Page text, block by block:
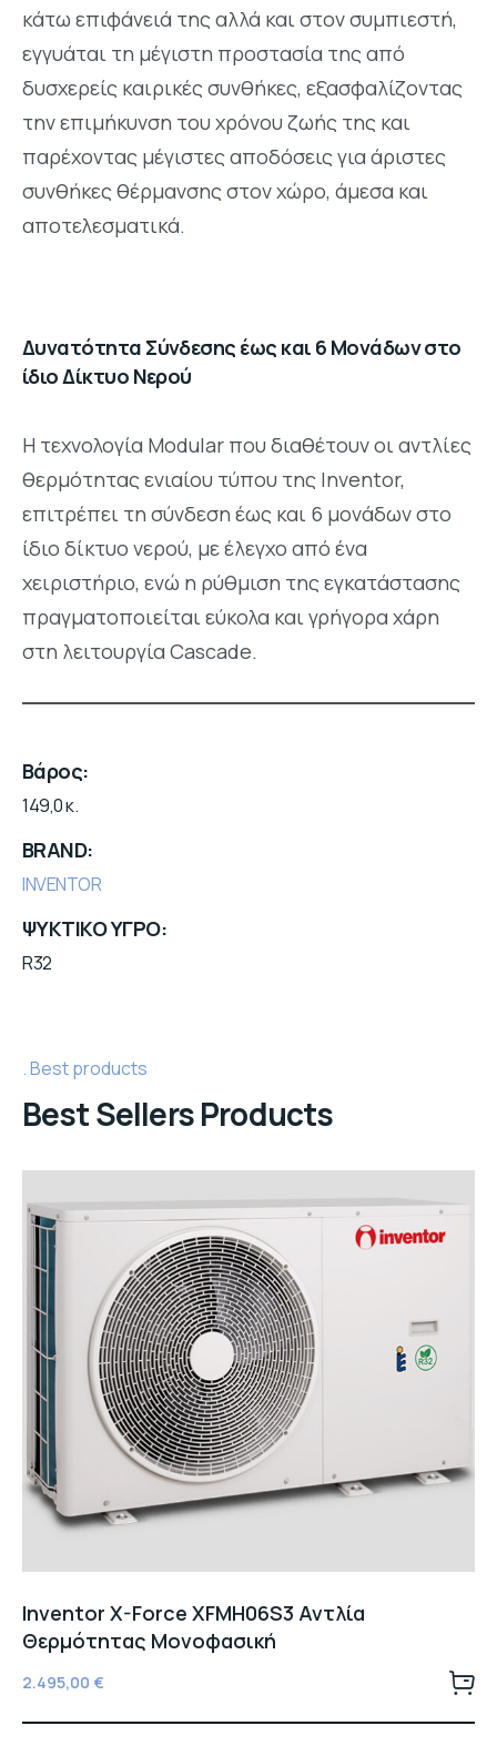
κάτω επιφάνειά της αλλά και στον συμπιεστή,
εγγυάται τη μέγιστη προστασία της από
δυσχερείς καιρικές συνθήκες, εξασφαλίζοντας
την επιμήκυνση του χρόνου ζωής της και
παρέχοντας μέγιστες αποδόσεις για άριστες
συνθήκες θέρμανσης στον χώρο, άμεσα και
αποτελεσματικά.
Δυνατότητα Σύνδεσης έως και 6 Μονάδων στο
ίδιο Δίκτυο Νερού
Η τεχνολογία Modular που διαθέτουν οι αντλίες
θερμότητας ενιαίου τύπου της Inventor,
επιτρέπει τη σύνδεση έως και 6 μονάδων στο
ίδιο δίκτυο νερού, με έλεγχο από ένα
χειριστήριο, ενώ η ρύθμιση της εγκατάστασης
πραγματοποιείται εύκολα και γρήγορα χάρη
στη λειτουργία Cascade.
Βάρος
149,0 κ.
BRAND
INVENTOR
ΨΥΚΤΙΚΟ ΥΓΡΟ
R32
Best products
Best Sellers Products
Inventor X-Force XFMH06S3 Αντλία
Θερμότητας Μονοφασική
2.495,00 €